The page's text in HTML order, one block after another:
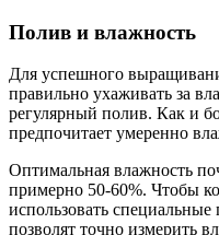
Полив и влажность
Для успешного
правильно ухаживать за
регулярный полив. Как и
предпочитает умеренно
Оптимальная влажность
примерно 50-60%. Чтобы
использовать
позволят точно измерить